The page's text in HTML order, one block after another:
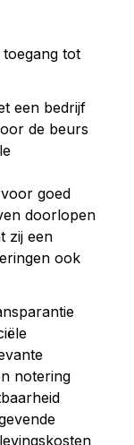
tot
een bedrijf
de beurs
goed
doorlopen
zij een
ook
notering